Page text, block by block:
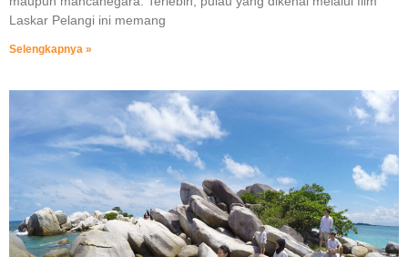
Laskar Pelangi ini memang
Selengkapnya »